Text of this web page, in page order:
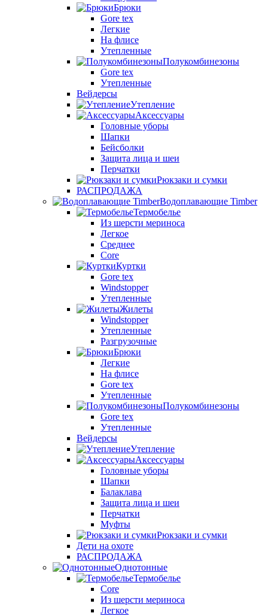
Брюки
Gore tex
Легкие
На флисе
Утепленные
Полукомбинезоны
Gore tex
Утепленные
Вейдерсы
Утепление
Аксессуары
Головные уборы
Шапки
Бейсболки
Защита лица и шеи
Перчатки
Рюкзаки и сумки
РАСПРОДАЖА
Водоплавающие Timber
Термобелье
Из шерсти мериноса
Легкое
Среднее
Core
Куртки
Gore tex
Windstopper
Утепленные
Жилеты
Windstopper
Утепленные
Разгрузочные
Брюки
Легкие
На флисе
Gore tex
Утепленные
Полукомбинезоны
Gore tex
Утепленные
Вейдерсы
Утепление
Аксессуары
Головные уборы
Шапки
Балаклава
Защита лица и шеи
Перчатки
Муфты
Рюкзаки и сумки
Дети на охоте
РАСПРОДАЖА
Однотонные
Термобелье
Core
Из шерсти мериноса
Легкое